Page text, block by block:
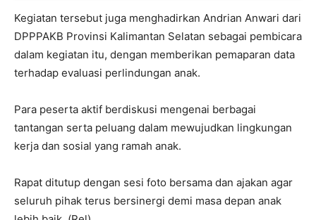
Kegiatan tersebut juga menghadirkan Andrian Anwari dari
DPPPAKB Provinsi Kalimantan Selatan sebagai pembicara
dalam kegiatan itu, dengan memberikan pemaparan data
terhadap evaluasi perlindungan anak.
Para peserta aktif berdiskusi mengenai berbagai
tantangan serta peluang dalam mewujudkan lingkungan
kerja dan sosial yang ramah anak.
Rapat ditutup dengan sesi foto bersama dan ajakan agar
seluruh pihak terus bersinergi demi masa depan anak